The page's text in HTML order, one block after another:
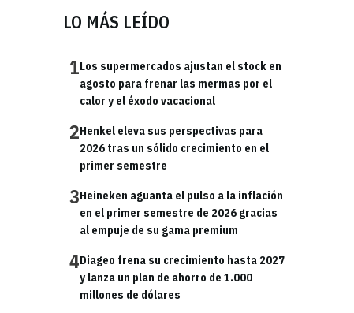
LO MÁS LEÍDO
1Los supermercados ajustan el stock en
agosto para frenar las mermas por el
calor y el éxodo vacacional
2Henkel eleva sus perspectivas para
2026 tras un sólido crecimiento en el
primer semestre
3Heineken aguanta el pulso a la inflación
en el primer semestre de 2026 gracias
al empuje de su gama premium
4Diageo frena su crecimiento hasta 2027
y lanza un plan de ahorro de 1.000
millones de dólares